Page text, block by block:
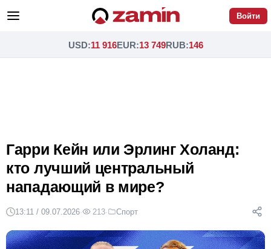
Войти
USD:11 916EUR:13 749RUB:146
Гарри Кейн или Эрлинг Холанд:
кто лучший центральный
нападающий в мире?
13:11 / 09.07.2026· 213· Спорт